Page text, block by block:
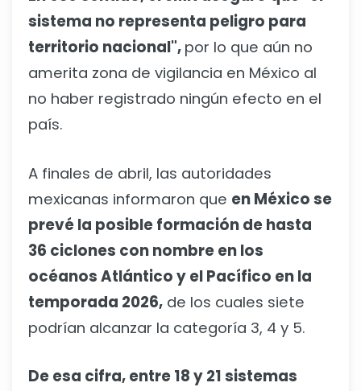
sistema no representa peligro para
territorio nacional", por lo que aún no
amerita zona de vigilancia en México al
no haber registrado ningún efecto en el
país.
A finales de abril, las autoridades
mexicanas informaron que en México se
prevé la posible formación de hasta
36 ciclones con nombre en los
océanos Atlántico y el Pacífico en la
temporada 2026, de los cuales siete
podrían alcanzar la categoría 3, 4 y 5.
De esa cifra, entre 18 y 21 sistemas